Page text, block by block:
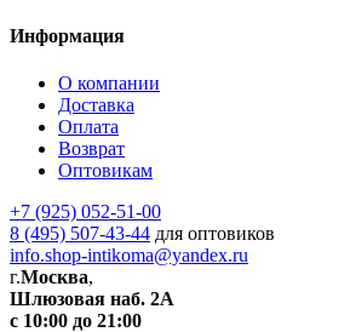
Информация
О компании
Доставка
Оплата
Возврат
Оптовикам
+7 (925) 052-51-00
8 (495) 507-43-44 для оптовиков
info.shop-intikoma@yandex.ru
г.Москва,
Шлюзовая наб. 2А
с 10:00 до 21:00